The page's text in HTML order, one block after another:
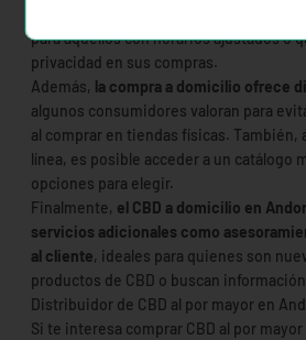
para aquellos con horarios ajustados o
privacidad en sus compras.
Además, la compra a domicilio ofrece
algunos consumidores valoran para
al comprar en tiendas físicas. También,
línea, es posible acceder a un catálogo
opciones para elegir.
Finalmente, el CBD a domicilio en
servicios adicionales como
al cliente, ideales para quienes son
productos de CBD o buscan
Distribuidor de CBD al por mayor en
Si te interesa comprar CBD al por